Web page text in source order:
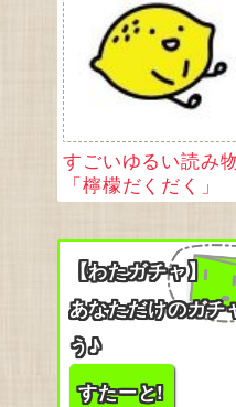
すごいゆるい読み
「檸檬だくだく」
【わたガチャ】
あなただけのガチ
う♪
すたーと!